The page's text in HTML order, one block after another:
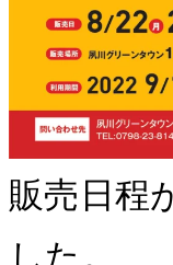
販売日程
した。